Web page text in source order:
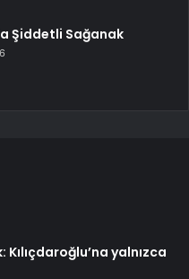
Şiddetli Sağanak
Kılıçdaroğlu’na yalnızca